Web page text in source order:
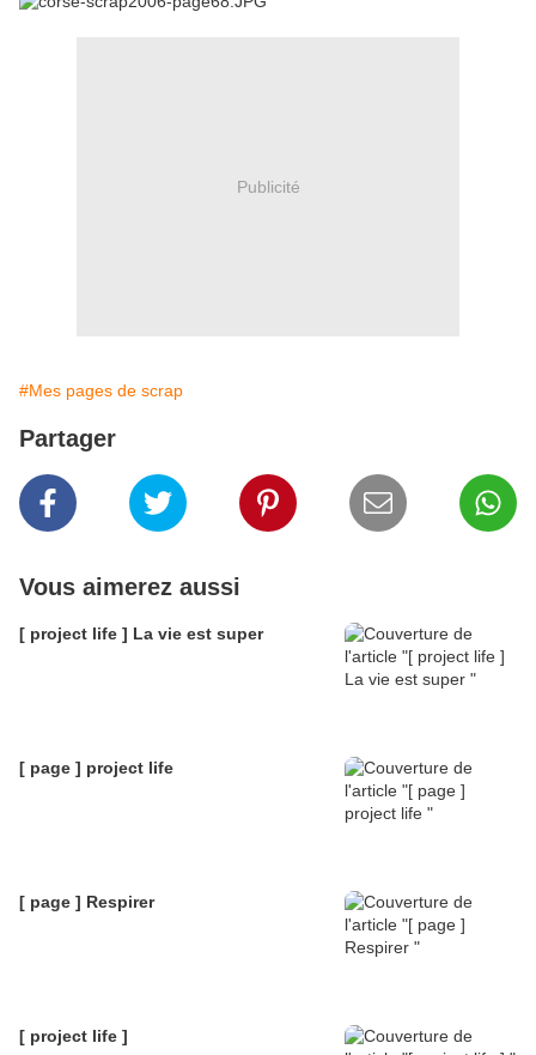
Publicité
#Mes pages de scrap
Partager
Vous aimerez aussi
[ project life ] La vie est super
[ page ] project life
[ page ] Respirer
[ project life ]